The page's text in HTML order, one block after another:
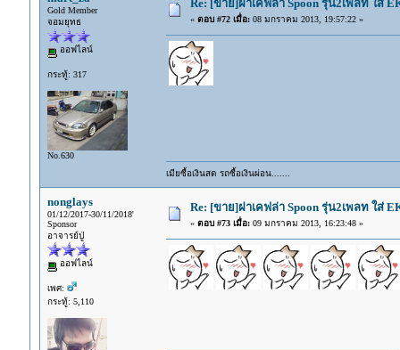
Gold Member
จอมยุทธ
ออฟไลน์
กระทู้: 317
No.630
Re: [ขาย]ฝาเคฟล่า Spoon รุ่น2เพลท ใส่
« ตอบ #72 เมื่อ:08 มกราคม 2013, 19:57:22 »
เมียซื้อเงินสด รถซื้อเงินผ่อน.......
nonglays
01/12/2017-30/11/2018'
Sponsor
อาจารย์ปู่
ออฟไลน์
เพศ:
กระทู้: 5,110
Re: [ขาย]ฝาเคฟล่า Spoon รุ่น2เพลท ใส่
« ตอบ #73 เมื่อ:09 มกราคม 2013, 16:23:48 »